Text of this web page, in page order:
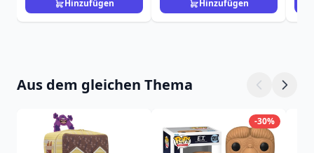
Hinzufügen Hinzufügen
Aus dem gleichen Thema
-30%